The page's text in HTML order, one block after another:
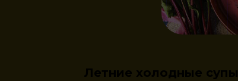
Летние холодные супы